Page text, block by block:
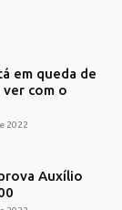
em queda de
ver com o
2022
Auxílio